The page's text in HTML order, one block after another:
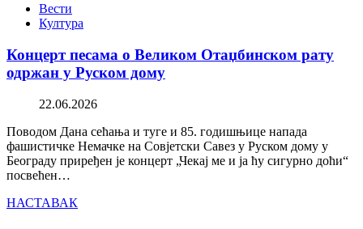
Вести
Култура
Концерт песама о Великом Отаџбинском рату
одржан у Руском дому
22.06.2026
Поводом Дана сећања и туге и 85. годишњице напада
фашистичке Немачке на Совјетски Савез у Руском дому у
Београду приређен је концерт „Чекај ме и ја ћу сигурно доћи“
посвећен…
НАСТАВАК